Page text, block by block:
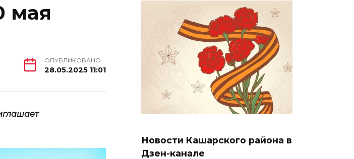
мая
ОПУБЛИКОВАНО
28.05.2025 11:01
Новости Кашарского района в
Дзен-канале